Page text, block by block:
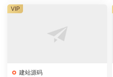
建站源码
VIP